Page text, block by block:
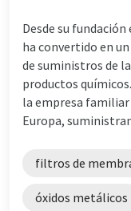
Desde su fundación
ha convertido en
de suministros de
productos
la empresa familiar
Europa,
filtros de
óxidos metálicos